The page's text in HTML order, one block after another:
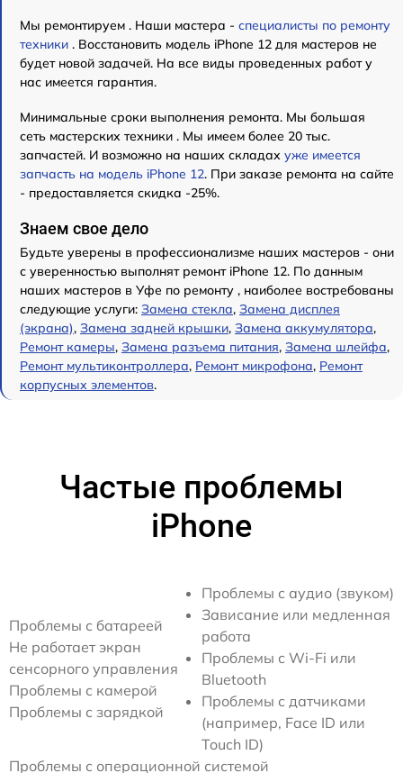
Мы ремонтируем . Наши мастера - специалисты по ремонту
техники . Восстановить модель iPhone 12 для мастеров не
будет новой задачей. На все виды проведенных работ у
нас имеется гарантия.
Минимальные сроки выполнения ремонта. Мы большая
сеть мастерских техники . Мы имеем более 20 тыс.
запчастей. И возможно на наших складах уже имеется
запчасть на модель iPhone 12. При заказе ремонта на сайте
- предоставляется скидка -25%.
Знаем свое дело
Будьте уверены в профессионализме наших мастеров - они
с уверенностью выполнят ремонт iPhone 12. По данным
наших мастеров в Уфе по ремонту , наиболее востребованы
следующие услуги: Замена стекла, Замена дисплея
(экрана), Замена задней крышки, Замена аккумулятора,
Ремонт камеры, Замена разъема питания, Замена шлейфа,
Ремонт мультиконтроллера, Ремонт микрофона, Ремонт
корпусных элементов.
Частые проблемы
iPhone
Проблемы с батареей
Не работает экран
сенсорного управления
Проблемы с камерой
Проблемы с зарядкой
Проблемы с аудио (звуком)
Зависание или медленная
работа
Проблемы с Wi-Fi или
Bluetooth
Проблемы с датчиками
(например, Face ID или
Touch ID)
Проблемы с операционной системой